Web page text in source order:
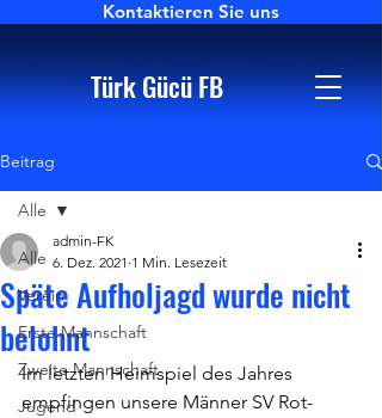
Türk Gücü FB
Kontaktieren Sie uns
Beitrag
Alle
Verein
Erste Mannschaft
Zweite Mannschaft
Jugend
Alle
Späte Aufholjagd wurde nicht
belohnt
admin-FK
6. Dez. 2021 1 Min. Lesezeit
Im letzten Heimspiel des Jahres
empfingen unsere Männer SV Rot-